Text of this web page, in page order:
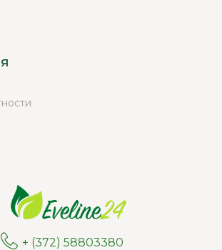
+ (372) 58803380